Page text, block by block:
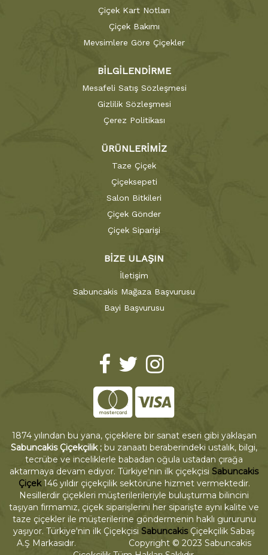
Çiçek Kart Notları
Çiçek Bakımı
Mevsimlere Göre Çiçekler
BİLGİLENDİRME
Mesafeli Satış Sözleşmesi
Gizlilik Sözleşmesi
Çerez Politikası
ÜRÜNLERİMİZ
Taze Çiçek
Çiçeksepeti
Salon Bitkileri
Çiçek Gönder
Çiçek Siparişi
BİZE ULAŞIN
İletişim
Sabuncakis Mağaza Başvurusu
Bayi Başvurusu
1874 yılından bu yana, çiçeklere bir sanat eseri gibi yaklaşan
Sabuncakis Çiçekçilik ; bu zanaatı beraberindeki ustalık, bilgi,
tecrübe ve inceliklerle babadan oğula ustadan çırağa
aktarmaya devam ediyor. Türkiye'nin ilk çiçekçisi Sabuncakis
Çiçek146 yıldır çiçekçilik sektörüne hizmet vermektedir.
Nesillerdir çiçekleri müşterilerileriyle buluşturma bilincini
taşıyan firmamız, çiçek siparişlerini her siparişte aynı kalite ve
taze çiçekler ile müşterilerine göndermenin haklı gururunu
yaşıyor. Türkiye'nin ilk Çiçekçisi SabuncakisÇiçekçilik Sabaş
A.Ş Markasıdır. Copyright © 2023 Sabuncakis